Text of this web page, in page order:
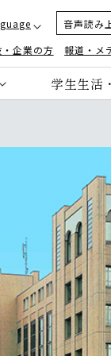
音声読み
・企業の方 報道・メ
学生生活